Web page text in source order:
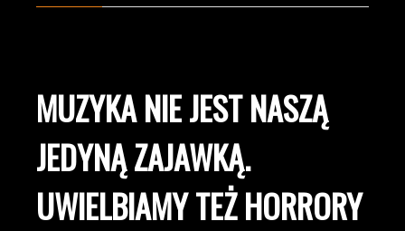
MUZYKA NIE JEST NASZĄ
JEDYNĄ ZAJAWKĄ.
UWIELBIAMY TEŻ HORRORY